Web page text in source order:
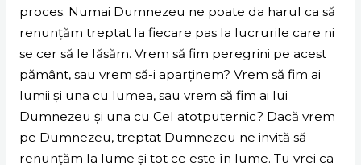
proces. Numai Dumnezeu ne poate da harul ca să
renunțăm treptat la fiecare pas la lucrurile care ni
se cer să le lăsăm. Vrem să fim peregrini pe acest
pământ, sau vrem să-i aparținem? Vrem să fim ai
lumii și una cu lumea, sau vrem să fim ai lui
Dumnezeu și una cu Cel atotputernic? Dacă vrem
pe Dumnezeu, treptat Dumnezeu ne invită să
renunțăm la lume și tot ce este în lume. Tu vrei ca